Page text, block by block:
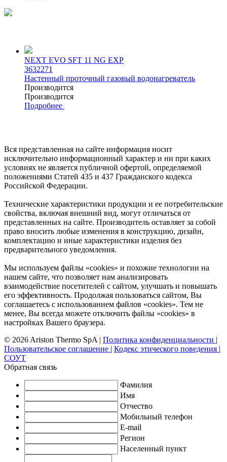
NEXT EVO SFT 11 NG EXP
3632271
Настенный проточный газовый водонагреватель
Производится
Производится
Подробнее
Вся представленная на сайте информация носит
исключительно информационный характер и ни при каких
условиях не является публичной офертой, определяемой
положениями Статей 435 и 437 Гражданского кодекса
Российской Федерации.
Технические характеристики продукции и ее потребительские
свойства, включая внешний вид, могут отличаться от
представленных на сайте. Производитель оставляет за собой
право вносить любые изменения в конструкцию, дизайн,
комплектацию и иные характеристики изделия без
предварительного уведомления.
Мы используем файлы «cookies» и похожие технологии на
нашем сайте, что позволяет нам анализировать
взаимодействие посетителей с сайтом, улучшать и повышать
его эффективность. Продолжая пользоваться сайтом, Вы
соглашаетесь с использованием файлов «cookies». Тем не
менее, Вы всегда можете отключить файлы «cookies» в
настройках Вашего браузера.
© 2026 Ariston Thermo SpA | Политика конфиденциальности |
Пользовательское соглашение | Кодекс этического поведения |
СОУТ
Обратная связь
Фамилия
Имя
Отчество
Мобильный телефон
E-mail
Регион
Населенный пункт